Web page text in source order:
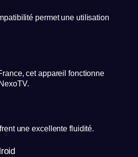
permet une utilisation
cet appareil fonctionne
une excellente fluidité.